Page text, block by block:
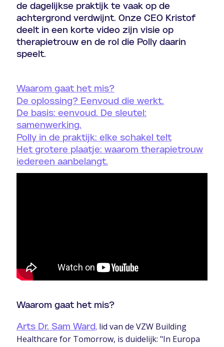
de dagelijkse praktijk te vaak op de
achtergrond verdwijnt. Onze CEO Kristof
deelt in een korte video zijn visie op
therapietrouw en de rol die Polly daarin
speelt.
Waarom gaat het mis?
De oplossing? Eenvoud die werkt.
De basis: eenvoud. De sleutel:
samenwerking.
Polly in de praktijk: elke schakel telt
Het grotere plaatje: waarom therapietrouw
iedereen aanbelangt.
Waarom gaat het mis?
Arts Dr. Sam Ward, lid van de VZW Building
Healthcare for Tomorrow, is duidelijk: "In Europa